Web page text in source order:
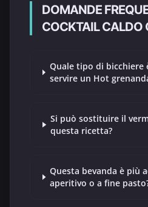
DOMANDE
COCKTAIL CALDO
Quale tipo di bicchiere
servire un Hot
Si può sostituire il
questa ricetta?
Questa bevanda è più
aperitivo o a fine